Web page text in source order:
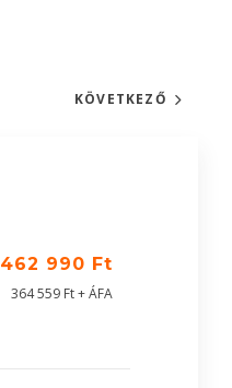
KÖVETKEZŐ
462 990 Ft
364 559 Ft + ÁFA